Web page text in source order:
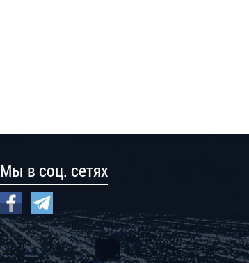
Мы в соц. сетях